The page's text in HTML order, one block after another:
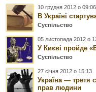
10 грудня 2012 о 09:06
В Україні
Суспільство
05 листопада 2012 о
У Києві пройде
Суспільство
27 січня 2012 о 15:13
Україна — третя
прав людини